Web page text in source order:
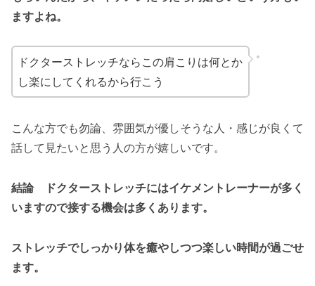
ますよね。
ドクターストレッチならこの肩こりは何とか
し楽にしてくれるから行こう
こんな方でも勿論、雰囲気が優しそうな人・感じが良くて
話して見たいと思う人の方が嬉しいです。
結論
ドクターストレッチにはイケメントレーナーが多く
いますので接する機会は多くあります。
ストレッチでしっかり体を癒やしつつ楽しい時間が過ごせ
ます。